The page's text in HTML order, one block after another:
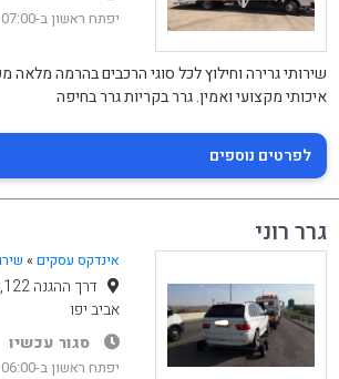
יפתח ראשון ב-07:00
איכותי מקצועי ואמין. גרר בקריות גרר בחיפה
לפרטים נוספים
גרר רוני
אינדקס עסקים »
אביב יפו
סגור עכשיו
יפתח ראשון ב-06:00